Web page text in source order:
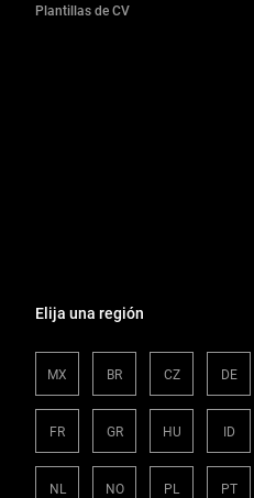
Plantillas de CV
Elija una región
MX BR CZ DE
FR GR HU ID
NL NO PL PT